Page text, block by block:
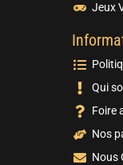
Jeux
Qui
Foire
Nos
Nous